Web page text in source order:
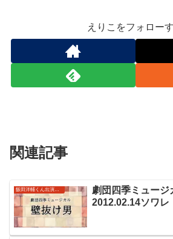
えりこをフォロー
関連記事
劇団四季ミュージ
2012.02.14ソワレ